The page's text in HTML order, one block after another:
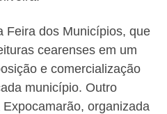
Feira dos Municípios, que
cearenses em um
e comercialização
município. Outro
organizada